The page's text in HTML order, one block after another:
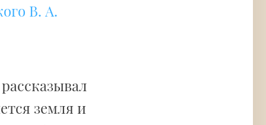
В. А.
земля и